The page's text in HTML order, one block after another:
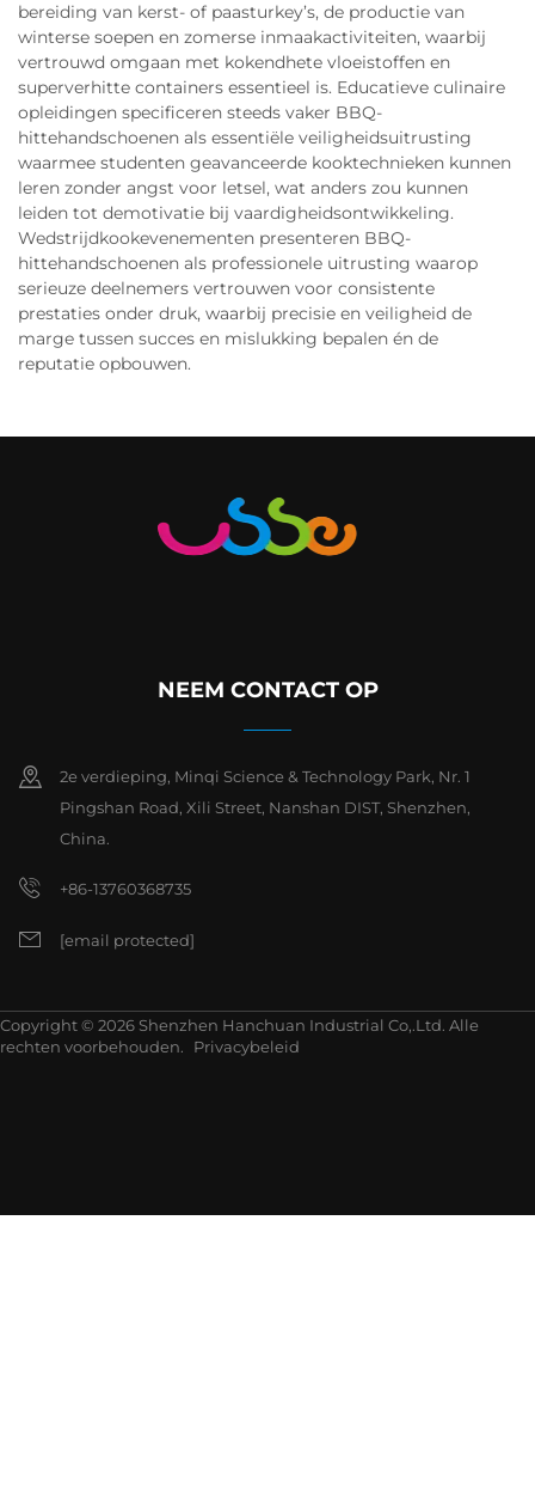
bereiding van kerst- of paasturkey’s, de productie van
winterse soepen en zomerse inmaakactiviteiten, waarbij
vertrouwd omgaan met kokendhete vloeistoffen en
superverhitte containers essentieel is. Educatieve culinaire
opleidingen specificeren steeds vaker BBQ-
hittehandschoenen als essentiële veiligheidsuitrusting
waarmee studenten geavanceerde kooktechnieken kunnen
leren zonder angst voor letsel, wat anders zou kunnen
leiden tot demotivatie bij vaardigheidsontwikkeling.
Wedstrijdkookevenementen presenteren BBQ-
hittehandschoenen als professionele uitrusting waarop
serieuze deelnemers vertrouwen voor consistente
prestaties onder druk, waarbij precisie en veiligheid de
marge tussen succes en mislukking bepalen én de
reputatie opbouwen.
NEEM CONTACT OP
2e verdieping, Minqi Science & Technology Park, Nr. 1
Pingshan Road, Xili Street, Nanshan DIST, Shenzhen,
China.
+86-13760368735
[email protected]
Copyright © 2026 Shenzhen Hanchuan Industrial Co,.Ltd. Alle
rechten voorbehouden.
Privacybeleid